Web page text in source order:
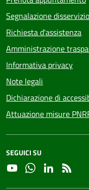
Segnalazione disservizio
Richiesta d'assistenza
Amministrazione
Informativa privacy
Note legali
Dichiarazione di
Attuazione misure
SEGUICI SU
YouTubeWhatsapp
Linkedin